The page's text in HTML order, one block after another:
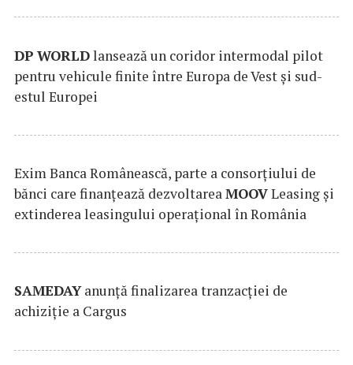
DP WORLDlansează un coridor intermodal pilot
pentru vehicule finite între Europa de Vest și sud-
estul Europei
Exim Banca Românească, parte a consorțiului de
bănci care finanțează dezvoltareaMOOVLeasing și
extinderea leasingului operațional în România
SAMEDAYanunță finalizarea tranzacției de
achiziție a Cargus